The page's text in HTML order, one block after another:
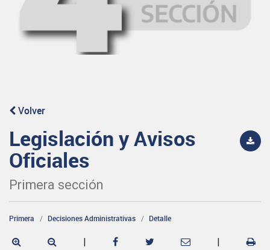
Volver
Legislación y Avisos
Oficiales
Primera sección
Primera Decisiones Administrativas Detalle
| |